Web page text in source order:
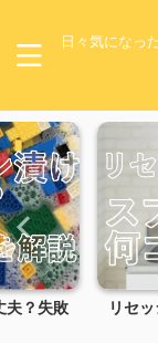
日々気になっ
夫？失敗
リセ